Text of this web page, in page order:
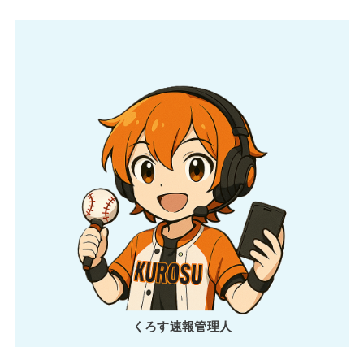
くろす速報管理人